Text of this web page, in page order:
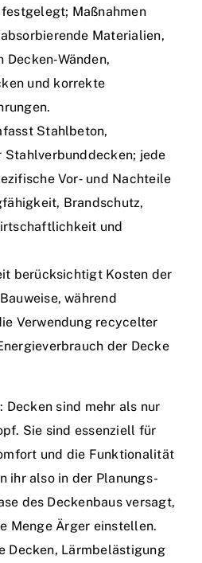
Maßnahmen
Materialien,
und korrekte
Stahlbeton,
Stahlverbunddecken; jede
Vor‑ und Nachteile
Brandschutz,
und
berücksichtigt Kosten der
während
Verwendung recycelter
der Decke
Decken sind mehr als nur
Sie sind essenziell für
und die Funktionalität
ihr also in der Planungs-
des Deckenbaus versagt,
Menge Ärger einstellen.
Decken, Lärmbelästigung